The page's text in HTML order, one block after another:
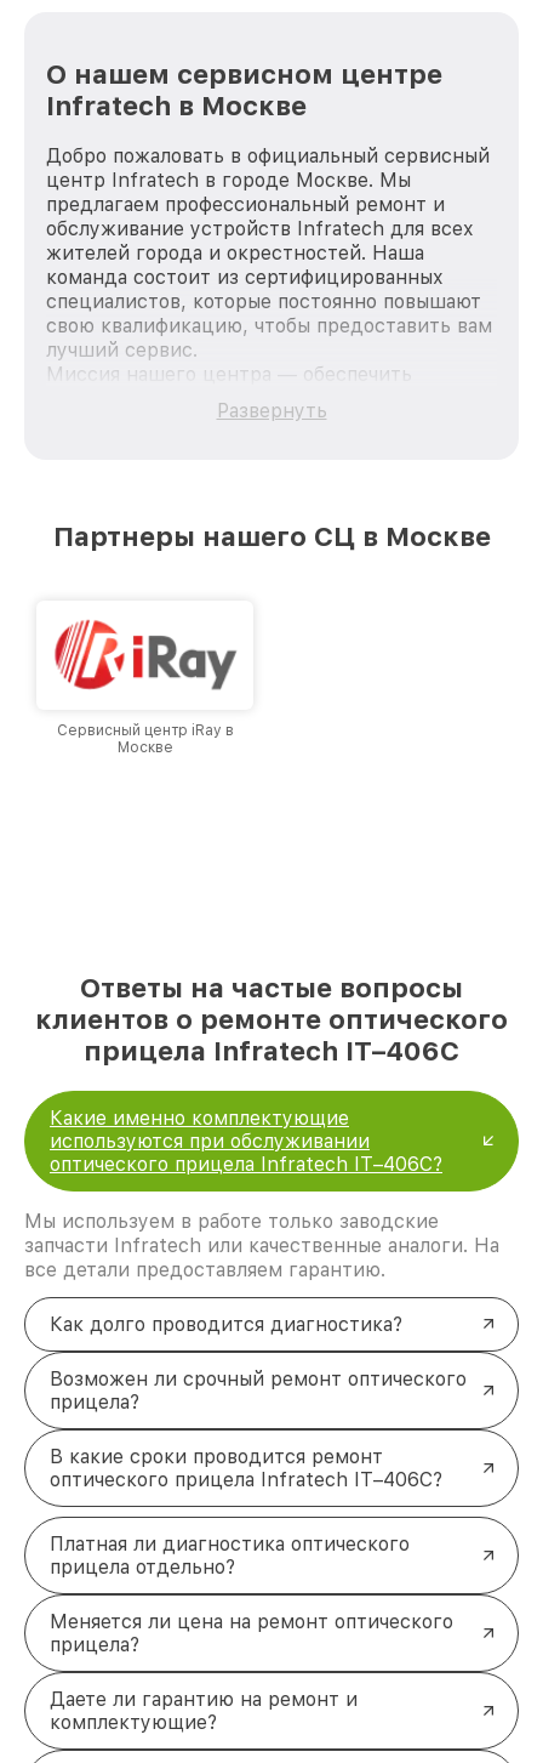
О нашем сервисном центре
Infratech в Москве
Добро пожаловать в официальный сервисный
центр Infratech в городе Москве. Мы
предлагаем профессиональный ремонт и
обслуживание устройств Infratech для всех
жителей города и окрестностей. Наша
команда состоит из сертифицированных
специалистов, которые постоянно повышают
свою квалификацию, чтобы предоставить вам
лучший сервис.
Миссия нашего центра — обеспечить
качественный и доступный ремонт для
каждого пользователя продукции Infratech,
лучшим сервисным центром Infratech в
Развернуть
Партнеры нашего СЦ в Москве
Сервисный центр iRay в
Москве
Ответы на частые вопросы
клиентов о ремонте оптического
прицела Infratech IT–406С
Какие именно комплектующие
используются при обслуживании
оптического прицела Infratech IT–406С?
Мы используем в работе только заводские
запчасти Infratech или качественные аналоги. На
все детали предоставляем гарантию.
Как долго проводится диагностика?
Возможен ли срочный ремонт оптического
прицела?
В какие сроки проводится ремонт
оптического прицела Infratech IT–406С?
Платная ли диагностика оптического
прицела отдельно?
Меняется ли цена на ремонт оптического
прицела?
Даете ли гарантию на ремонт и
комплектующие?